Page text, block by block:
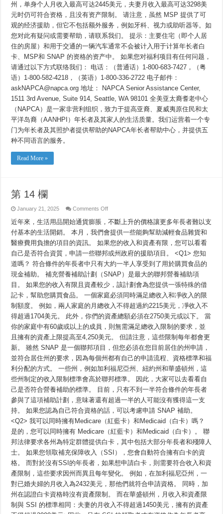
州，单身个人月收入最高可达2445美元，夫妻月收入最高可达3298美
元时仍可符合资格，且没有资产限制。 请注意，虽然 MSP 提供了可
观的经济援助，但它不包括额外服务，例如牙科、视力或助听器等。如
您对此有疑问或需要帮助，请联系我们。 提示：主要住宅（即个人居
住的房屋）和用于交通的一辆汽车通常不会被计入用于计算年长者白
卡、MSP和 SNAP 的资格的资产中。 如果您对福利项目有任何问题，
请通过以下方式联络我们： 电话：（普通话）1-800-683-7427，（粤
语）1-800-582-4218，（英语）1-800-336-2722 电子邮件：
askNAPCA@napca.org 地址： NAPCA Senior Assistance Center,
1511 3rd Avenue, Suite 914, Seattle, WA 98101 全美亚太裔耆老中心
（NAPCA）是一家非营利组织，致力于提高亚裔、夏威夷原住民和太
平洋岛裔（AANHPI）年长者及其家人的生活质量。我们运营着一个专
门为年长者及其照护者提供帮助的NAPCA年长者帮助中心，并提供五
种不同语言的服务。
Read More »
第 14 欄
January 21, 2025 Comments Offon
14
欄
近年來，生活用品開始通貨膨脹，不斷上升的價格讓更多年長者難以支
付基本的生活開銷。 本月，我們會提供一些能夠幫助減輕食品雜貨和
醫療費用負擔的項目的資訊。 如果您的收入和資產有限，您可以看看
自己是否符合資質，申請一些聯邦或州政府的援助項目。 <Q1> 您知
道嗎？ 符合條件的年長者中只有大約一半人享受到了用於購買食品的
現金補助。 補充營養補助計劃（SNAP）是最大的聯邦營養補助項
目。 如果您的收入有限且資產較少，該計劃會為您提供一張特殊的借
記卡，幫助您購買食品。 一個家庭必須同時滿足總收入和凈收入的限
制額度。 例如，兩人家庭的月總收入不得超過約2215美元，凈收入不
得超過1704美元。 此外，你們的資產總額必須在2750美元或以下。 當
你的家庭中有60歲或以上的成員，則無需滿足總收入限制的要求，並
且擁有的資產上限提高至4,250美元。 但請注意，這些限制每年都會更
新。 雖然 SNAP 是一個聯邦項目，但您必須在您目前居住的州申請，
並符合居住州的要求，因為每個州都有自己的申請流程、資格標準和福
利分配的方式。 一些州，例如加利福尼亞州、紐約州和華盛頓州，這
些州制定的收入限制標準會高於聯邦標準。 因此，大家可以去看看自
己是否符合營養補助的標準。 目前，只有不到一半符合條件的年長者
參與了這項補助計劃，意味著還有超過一半的人可能沒有獲得這一支
持。 如果您認為自己符合資格的話，可以考慮申請 SNAP 補助。
<Q2> 我可以同時擁有Medicare（紅藍卡）和Medicaid（白卡）嗎？
是的，您可以同時擁有 Medicare（紅藍卡）和Medicaid（白卡）。 聯
邦法律要求各州為特定群體提供白卡，其中包括大部分年長者和殘障人
士。 如果您領取補充保障收入（SSI），您會自動符合擁有白卡的資
格。 而對於沒有SSI的年長者，如果想申請白卡，則需要符合收入和資
產限制，這些要求因州而異且每年變化。 例如，在加利福尼亞州，一
對已婚夫婦的月收入為2432美元，那他們就符合申請資格。 同時，加
州在認證白卡資格時沒有資產限制。 而在華盛頓州，月收入和資產限
制與 SSI 的標準相同：夫妻的月收入不得超過1450美元，擁有的資產